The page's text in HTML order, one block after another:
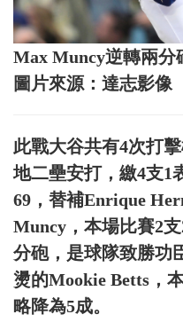
Max Muncy逆轉兩分
圖片來源：達志影像
此戰大谷共有4次打
地二壘安打，繳4支1
69，替補Enrique
Muncy，本場比賽2
分砲，是球隊致勝功
燙的Mookie Betts，
略降為5成。